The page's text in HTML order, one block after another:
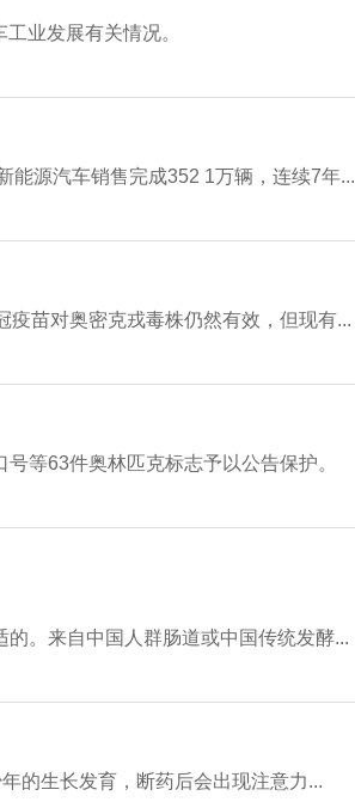
业发展有关情况。
能源汽车销售完成352 1万辆，连续7年...
苗对奥密克戎毒株仍然有效，但现有...
等63件奥林匹克标志予以公告保护。
。来自中国人群肠道或中国传统发酵...
的生长发育，断药后会出现注意力...